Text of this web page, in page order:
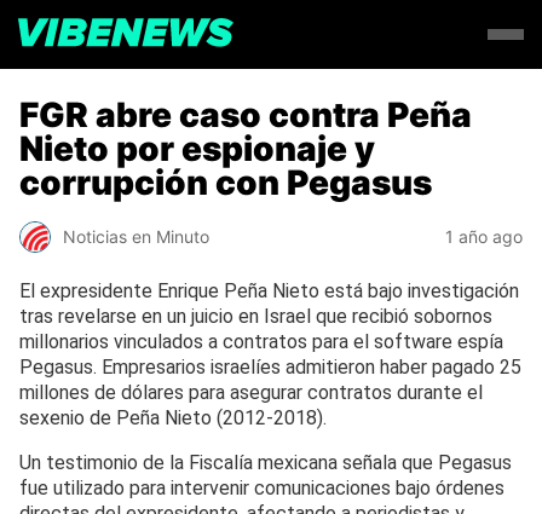
FGR abre caso contra Peña
Nieto por espionaje y
corrupción con Pegasus
Noticias en Minuto 1 año ago
El expresidente Enrique Peña Nieto está bajo investigación
tras revelarse en un juicio en Israel que recibió sobornos
millonarios vinculados a contratos para el software espía
Pegasus. Empresarios israelíes admitieron haber pagado 25
millones de dólares para asegurar contratos durante el
sexenio de Peña Nieto (2012-2018).
Un testimonio de la Fiscalía mexicana señala que Pegasus
fue utilizado para intervenir comunicaciones bajo órdenes